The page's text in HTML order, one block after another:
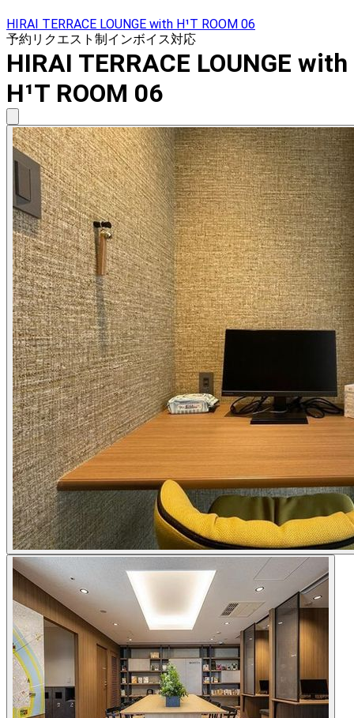
HIRAI TERRACE LOUNGE with H¹T ROOM 06
予約リクエスト制インボイス対応
HIRAI TERRACE LOUNGE with
H¹T ROOM 06